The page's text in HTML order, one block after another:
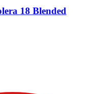
18 Blended